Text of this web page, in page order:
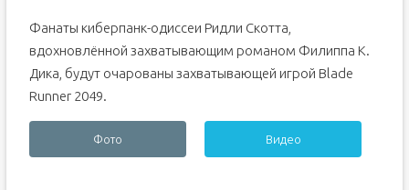
Фанаты киберпанк-одиссеи Ридли Скотта,
вдохновлённой захватывающим романом Филиппа К.
Дика, будут очарованы захватывающей игрой Blade
Runner 2049.
Фото Видео